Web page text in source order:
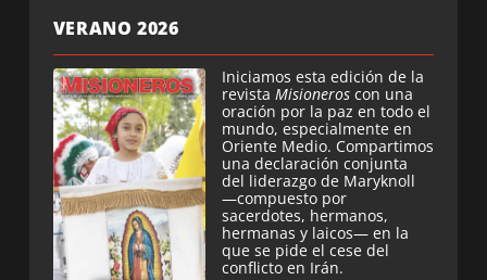
VERANO 2026
Iniciamos esta edición de la
revista Misioneros con una
oración por la paz en todo el
mundo, especialmente en
Oriente Medio. Compartimos
una declaración conjunta
del liderazgo de Maryknoll
—compuesto por
sacerdotes, hermanos,
hermanas y laicos— en la
que se pide el cese del
conflicto en Irán.